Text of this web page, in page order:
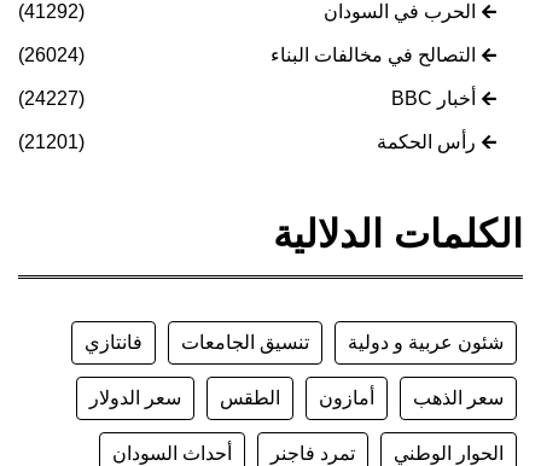
الحرب في السودان (41292)
التصالح في مخالفات البناء (26024)
أخبار BBC (24227)
رأس الحكمة (21201)
الكلمات الدلالية
شئون عربية و دولية تنسيق الجامعات فانتازي
سعر الذهب أمازون الطقس سعر الدولار
الحوار الوطني تمرد فاجنر أحداث السودان